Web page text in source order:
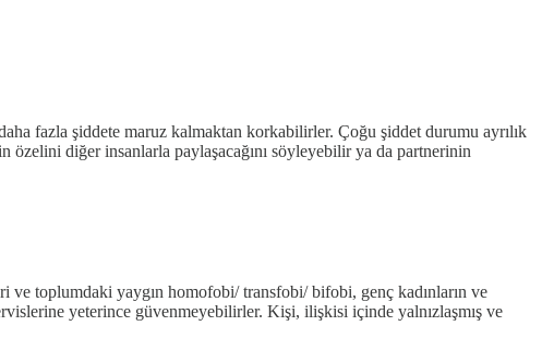
fazla şiddete maruz kalmaktan korkabilirler. Çoğu şiddet durumu ayrılık
diğer insanlarla paylaşacağını söyleyebilir ya da partnerinin
toplumdaki yaygın homofobi/ transfobi/ bifobi, genç kadınların ve
yeterince güvenmeyebilirler. Kişi, ilişkisi içinde yalnızlaşmış ve